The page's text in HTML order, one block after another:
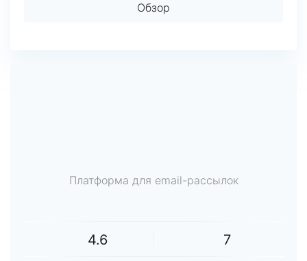
Обзор
Платформа для email-рассылок
4.6 7